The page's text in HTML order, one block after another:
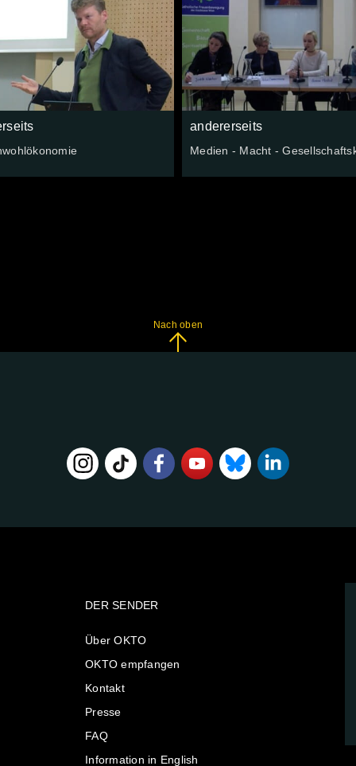
andererseits
Medien - Macht -
Nach oben
DER SENDER
Über OKTO
OKTO empfangen
Kontakt
Presse
FAQ
Information in English